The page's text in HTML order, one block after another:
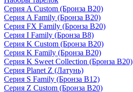
Серия A Custom (Бронза B20)
Серия A Family (Бронза B20)
Серия FX Family (Бронза B20)
Серия I Family (Бронза B8)
Серия K Custom (Бронза B20)
Серия K Family (Бронза B20)
Серия K Sweet Collection (Бронза B20)
Серия Planet Z (Латунь)
Серия S Family (Бронза B12)
Серия Z Custom (Бронза B20)